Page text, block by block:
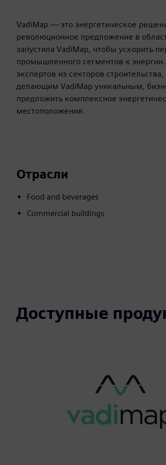
VadiMap — это энергетическое
революционное предложение в
запустила VadiMap, чтобы ускорить
промышленного сегментов к
экспертов из секторов
делающим VadiMap уникальным,
предложить комплексное
местоположения.
Отрасли
Food and beverages
Commercial buildings
Доступные